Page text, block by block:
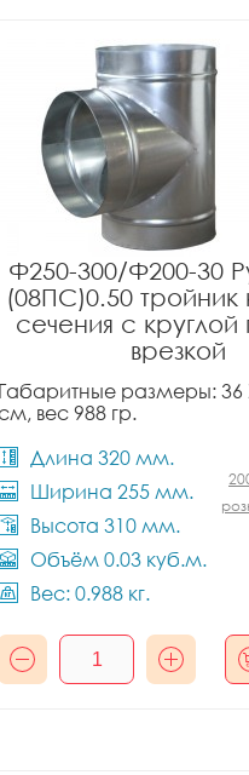
Ф250-300/Ф200-30
(08ПС)0.50 тройник
сечения с
врезкой
Габаритные размеры: 36
вес 988 гр.
Длина 320 мм.
Ширина 255 мм.
Высота 310 мм.
Объём 0.03 куб.м.
Вес: 0.988 кг.